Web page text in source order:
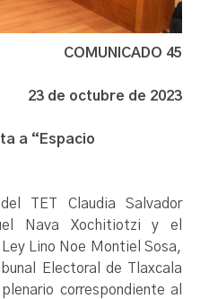
COMUNICADO 45
23 de octubre de 2023
a “Espacio
TET Claudia Salvador
Nava Xochitiotzi y el
Lino Noe Montiel Sosa,
Electoral de Tlaxcala
correspondiente al